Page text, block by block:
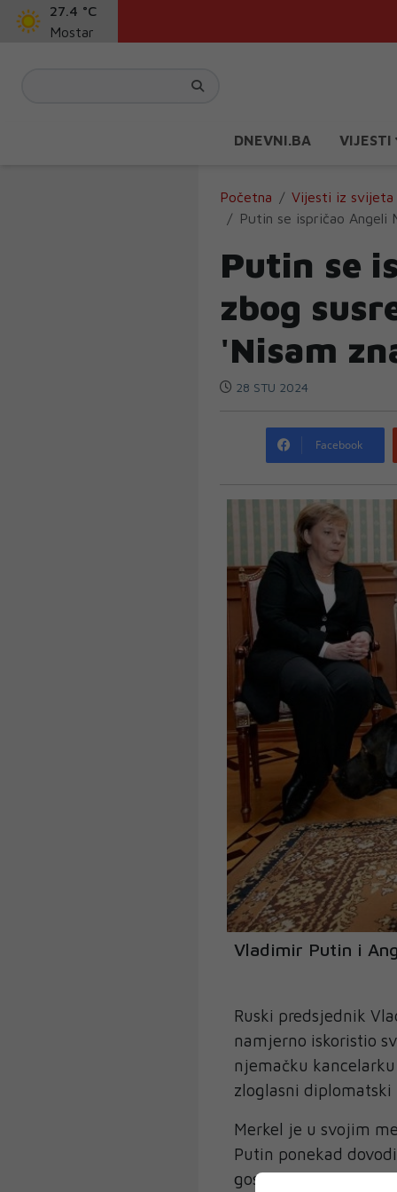
27.4 °C
Mostar
DNEVNI.BA VIJESTI
Početna
Vijesti iz svijeta
Putin se ispričao Angeli
Putin se
zbog
'Nisam
28 STU 2024
Facebook
Vladimir Putin i
Ruski predsjednik
namjerno iskoristio
njemačku
zloglasni diplomatski
Merkel je u svojim
Putin ponekad
gostima, zamolila